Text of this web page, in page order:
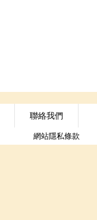
聯絡我們
網站隱私條款